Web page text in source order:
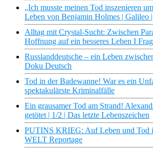
„Ich musste meinen Tod inszenieren
Leben von Benjamin Holmes | Galileo
Alltag mit Crystal-Sucht: Zwischen
Hoffnung auf ein besseres Leben I
Russlanddeutsche – ein Leben
Doku Deutsch
Tod in der Badewanne! War es ein
spektakulärste Kriminalfälle
Ein grausamer Tod am Strand!
getötet | 1/2 | Das letzte Lebenszeichen
PUTINS KRIEG: Auf Leben und Tod
WELT Reportage